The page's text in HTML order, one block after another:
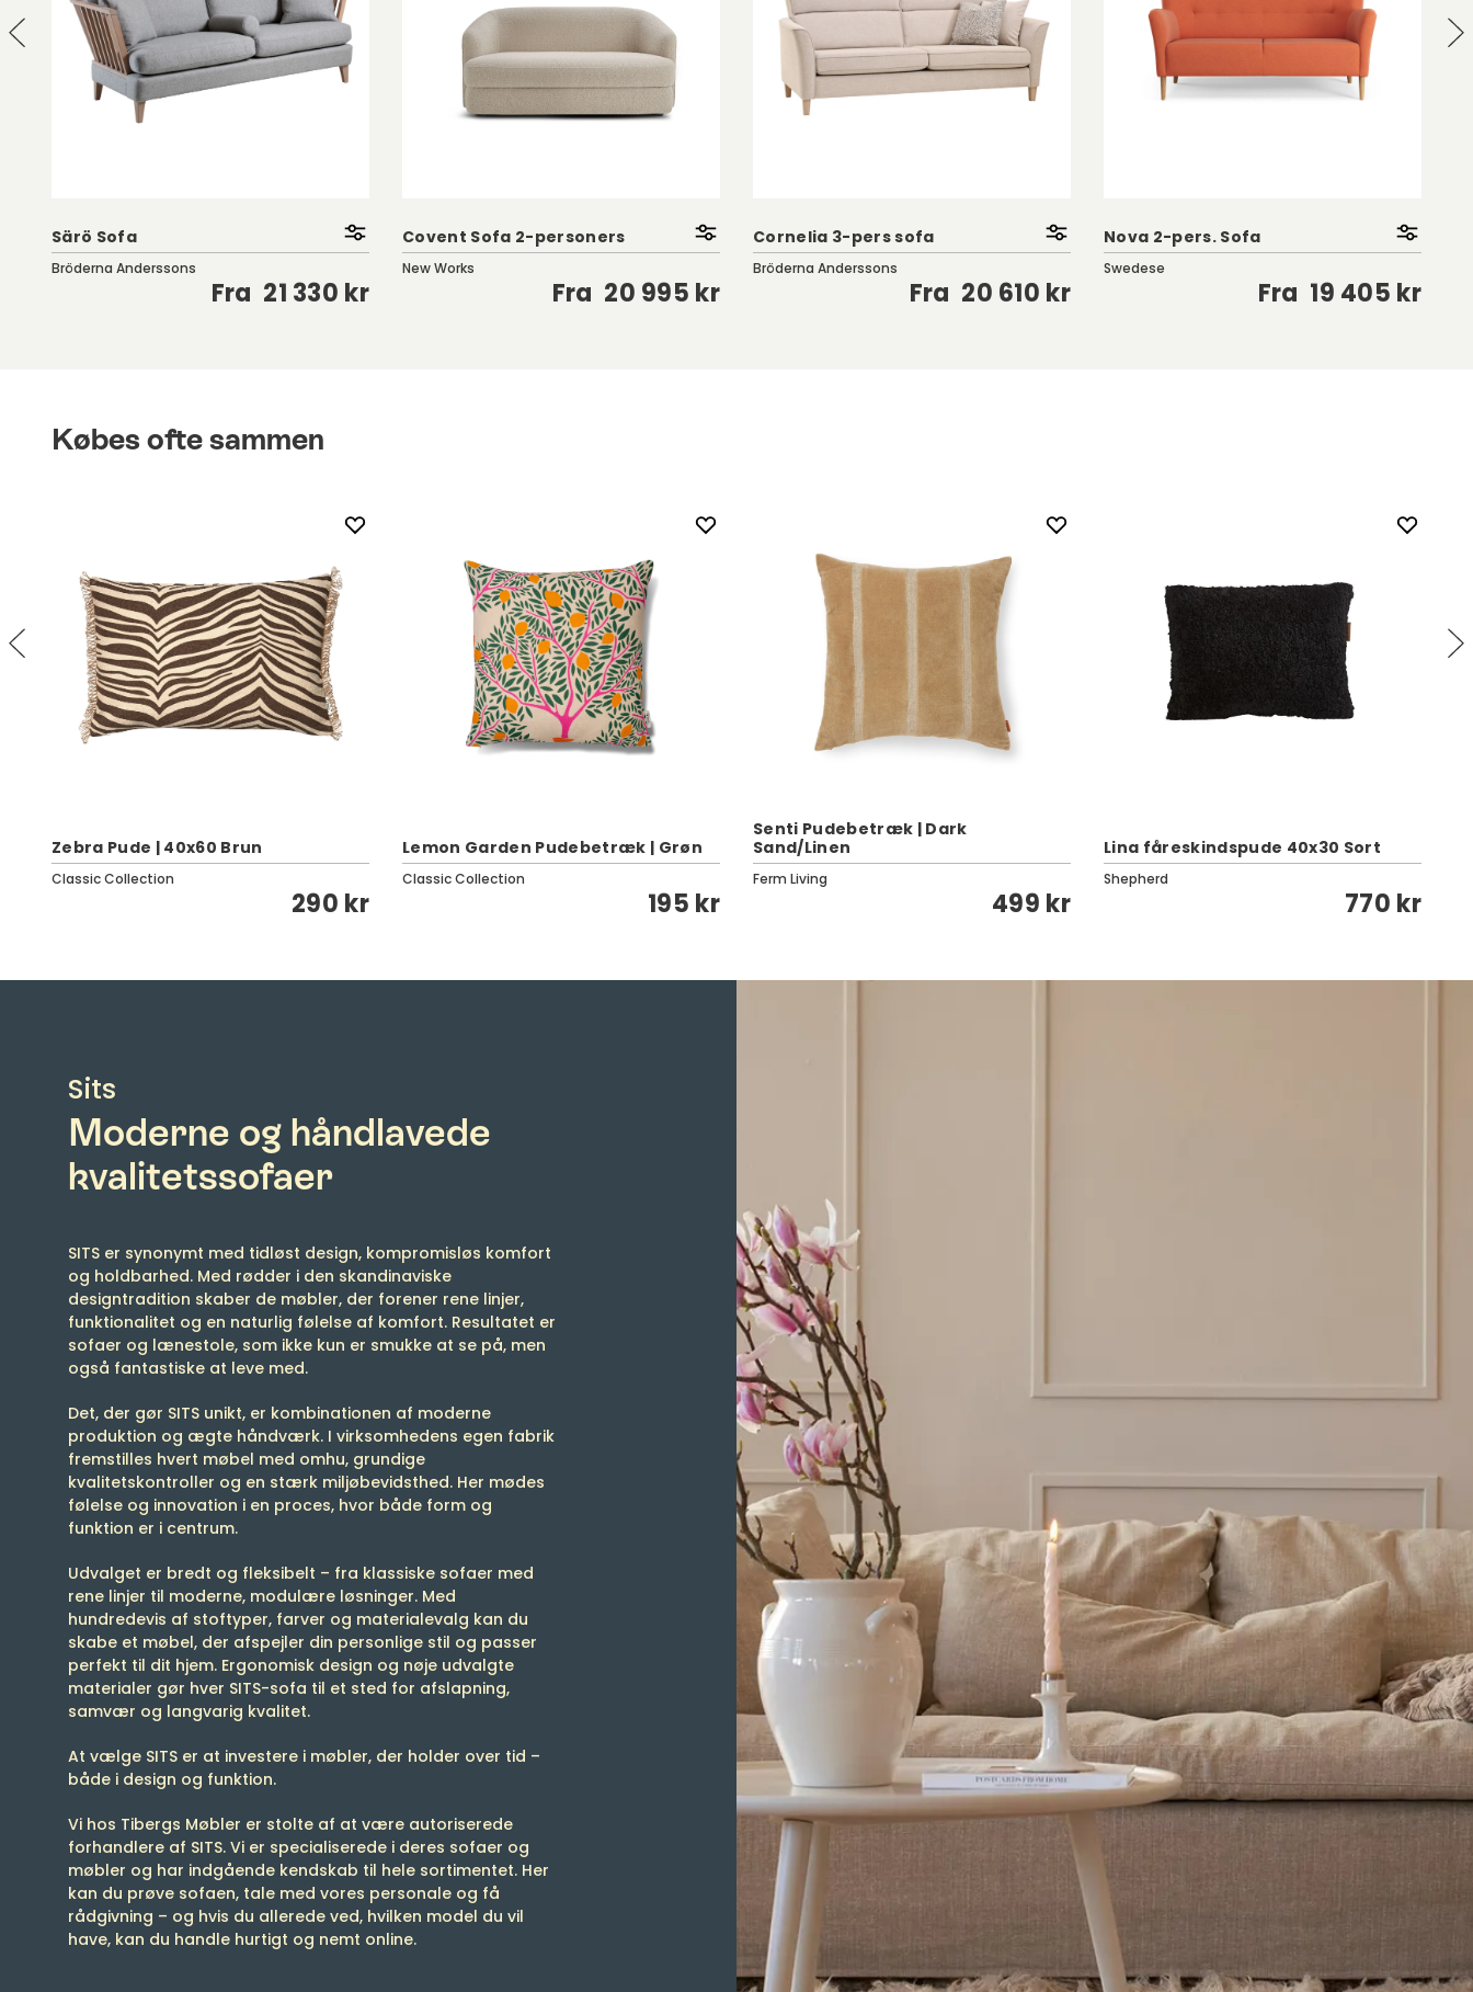
Särö Sofa
Bröderna Anderssons
Fra 21 330 kr
Covent Sofa 2-personers
New Works
Fra 20 995 kr
Cornelia 3-pers sofa
Bröderna Anderssons
Fra 20 610 kr
Nova 2-pers. Sofa
Swedese
Fra 19 405 kr
Købes ofte sammen
Zebra Pude | 40x60 Brun
Classic Collection
290 kr
Lemon Garden Pudebetræk | Grøn
Classic Collection
195 kr
Senti Pudebetræk | Dark
Sand/Linen
Ferm Living
499 kr
Lina fåreskindspude 40x30 Sort
Shepherd
770 kr
Sits
Moderne og håndlavede
kvalitetssofaer
SITS er synonymt med tidløst design, kompromisløs komfort
og holdbarhed. Med rødder i den skandinaviske
designtradition skaber de møbler, der forener rene linjer,
funktionalitet og en naturlig følelse af komfort. Resultatet er
sofaer og lænestole, som ikke kun er smukke at se på, men
også fantastiske at leve med.
Det, der gør SITS unikt, er kombinationen af moderne
produktion og ægte håndværk. I virksomhedens egen fabrik
fremstilles hvert møbel med omhu, grundige
kvalitetskontroller og en stærk miljøbevidsthed. Her mødes
følelse og innovation i en proces, hvor både form og
funktion er i centrum.
Udvalget er bredt og fleksibelt – fra klassiske sofaer med
rene linjer til moderne, modulære løsninger. Med
hundredevis af stoftyper, farver og materialevalg kan du
skabe et møbel, der afspejler din personlige stil og passer
perfekt til dit hjem. Ergonomisk design og nøje udvalgte
materialer gør hver SITS-sofa til et sted for afslapning,
samvær og langvarig kvalitet.
At vælge SITS er at investere i møbler, der holder over tid –
både i design og funktion.
Vi hos Tibergs Møbler er stolte af at være autoriserede
forhandlere af SITS. Vi er specialiserede i deres sofaer og
møbler og har indgående kendskab til hele sortimentet. Her
kan du prøve sofaen, tale med vores personale og få
rådgivning – og hvis du allerede ved, hvilken model du vil
have, kan du handle hurtigt og nemt online.